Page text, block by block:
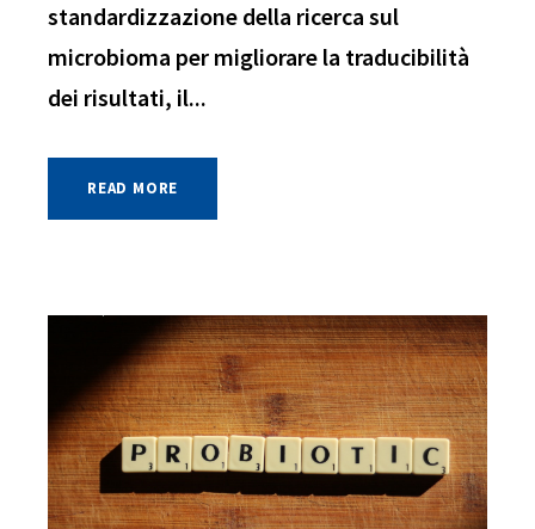
standardizzazione della ricerca sul
microbioma per migliorare la traducibilità
dei risultati, il...
READ MORE